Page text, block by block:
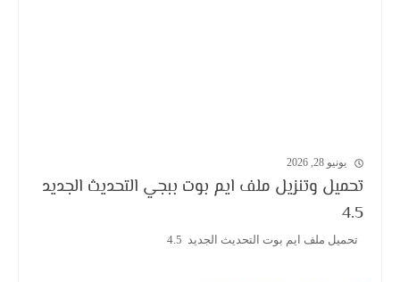
يونيو 28, 2026
تحميل وتنزيل ملف ايم بوت ببجي التحديث الجديد
4.5
تحميل ملف ايم بوت التحديث الجديد 4.5